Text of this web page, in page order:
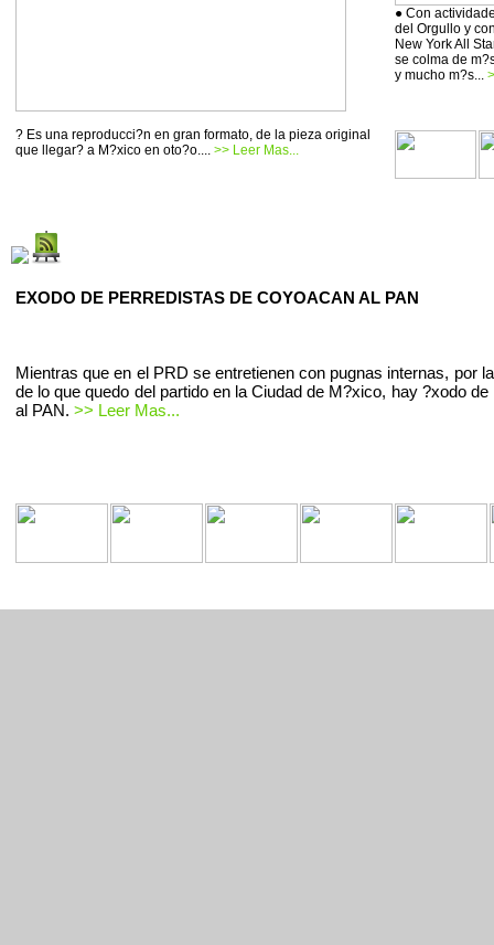
? Es una reproducci?n en gran formato, de la pieza original
que llegar? a M?xico en oto?o.... >> Leer Mas...
● Con
del Orgullo y
New York All
se colma de
y mucho m?s...
EXODO DE PERREDISTAS DE COYOACAN AL PAN
Mientras que en el PRD se entretienen con pugnas internas, por
de lo que quedo del partido en la Ciudad de M?xico, hay ?xodo de
al PAN. >> Leer Mas...